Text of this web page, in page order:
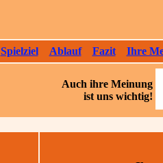
Spielziel Ablauf Fazit Ihre
Auch ihre Meinung
ist uns wichtig!